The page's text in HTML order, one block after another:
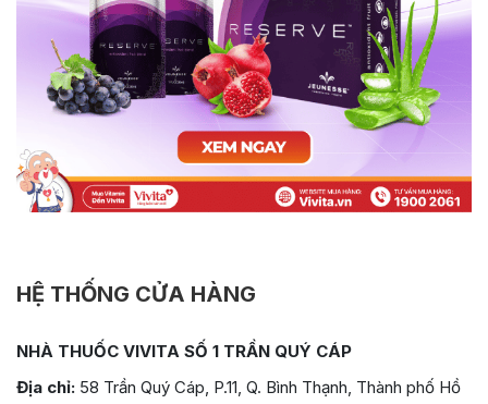
HỆ THỐNG CỬA HÀNG
NHÀ THUỐC VIVITA SỐ 1 TRẦN QUÝ CÁP
Địa chỉ: 58 Trần Quý Cáp, P.11, Q. Bình Thạnh, Thành phố Hồ